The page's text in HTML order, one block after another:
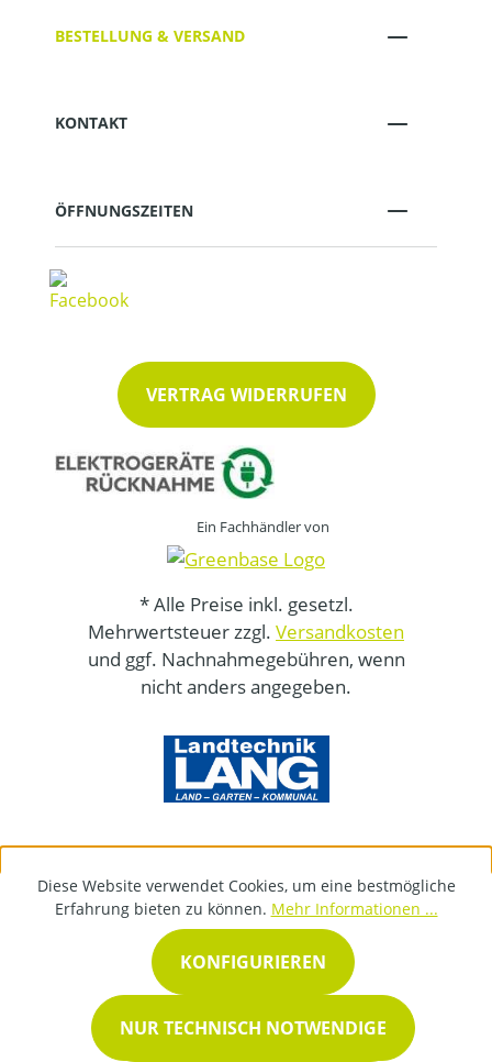
BESTELLUNG & VERSAND
KONTAKT
ÖFFNUNGSZEITEN
VERTRAG WIDERRUFEN
Ein Fachhändler von
* Alle Preise inkl. gesetzl.
Mehrwertsteuer zzgl. Versandkosten
und ggf. Nachnahmegebühren, wenn
nicht anders angegeben.
Diese Website verwendet Cookies, um eine bestmögliche
Erfahrung bieten zu können. Mehr Informationen ...
NUR TECHNISCH NOTWENDIGE
KONFIGURIEREN